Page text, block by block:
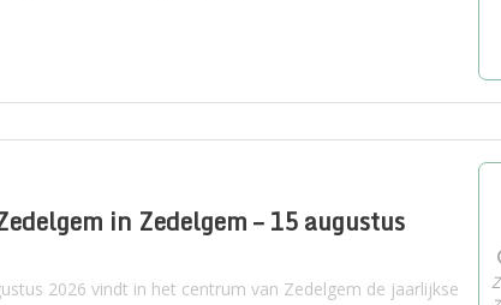
in Zedelgem – 15 augustus
2026 vindt in het centrum van Zedelgem de jaarlijkse